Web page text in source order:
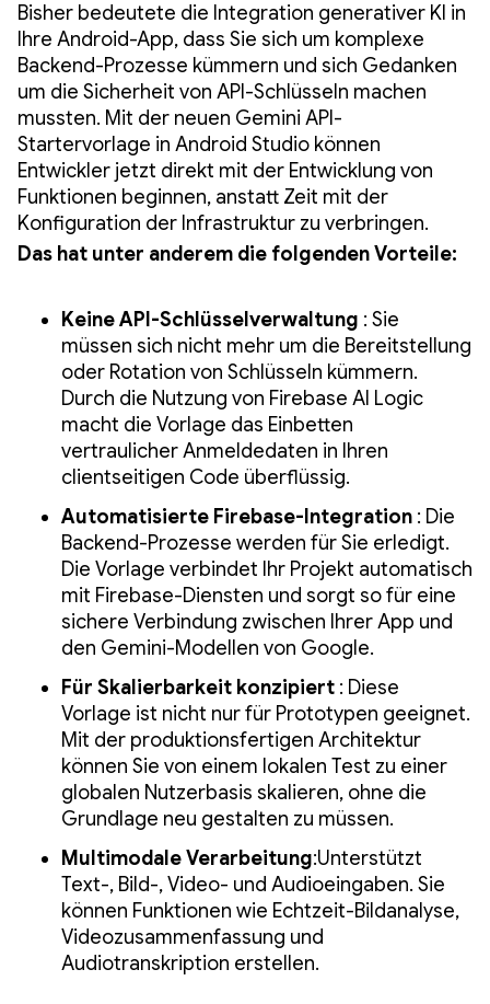
Bisher bedeutete die Integration generativer KI in
Ihre Android-App, dass Sie sich um komplexe
Backend-Prozesse kümmern und sich Gedanken
um die Sicherheit von API-Schlüsseln machen
mussten. Mit der neuen Gemini API-
Startervorlage in Android Studio können
Entwickler jetzt direkt mit der Entwicklung von
Funktionen beginnen, anstatt Zeit mit der
Konfiguration der Infrastruktur zu verbringen.
Das hat unter anderem die folgenden Vorteile:
Keine API-Schlüsselverwaltung : Sie
müssen sich nicht mehr um die Bereitstellung
oder Rotation von Schlüsseln kümmern.
Durch die Nutzung von Firebase AI Logic
macht die Vorlage das Einbetten
vertraulicher Anmeldedaten in Ihren
clientseitigen Code überflüssig.
Automatisierte Firebase-Integration : Die
Backend-Prozesse werden für Sie erledigt.
Die Vorlage verbindet Ihr Projekt automatisch
mit Firebase-Diensten und sorgt so für eine
sichere Verbindung zwischen Ihrer App und
den Gemini-Modellen von Google.
Für Skalierbarkeit konzipiert : Diese
Vorlage ist nicht nur für Prototypen geeignet.
Mit der produktionsfertigen Architektur
können Sie von einem lokalen Test zu einer
globalen Nutzerbasis skalieren, ohne die
Grundlage neu gestalten zu müssen.
Multimodale Verarbeitung:Unterstützt
Text-, Bild-, Video- und Audioeingaben. Sie
können Funktionen wie Echtzeit-Bildanalyse,
Videozusammenfassung und
Audiotranskription erstellen.